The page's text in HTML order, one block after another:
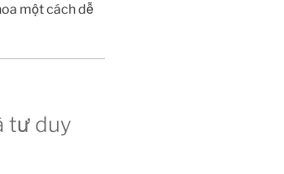
một cách dễ
tư duy